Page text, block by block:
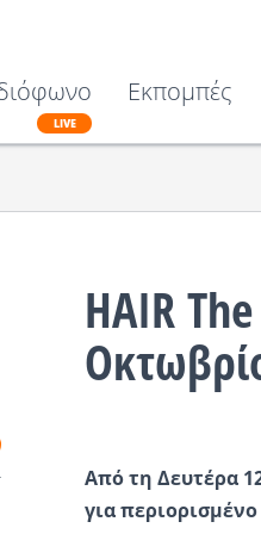
LIVE
Εκπομπές
HAIR
Από τη Δευτέρα
για